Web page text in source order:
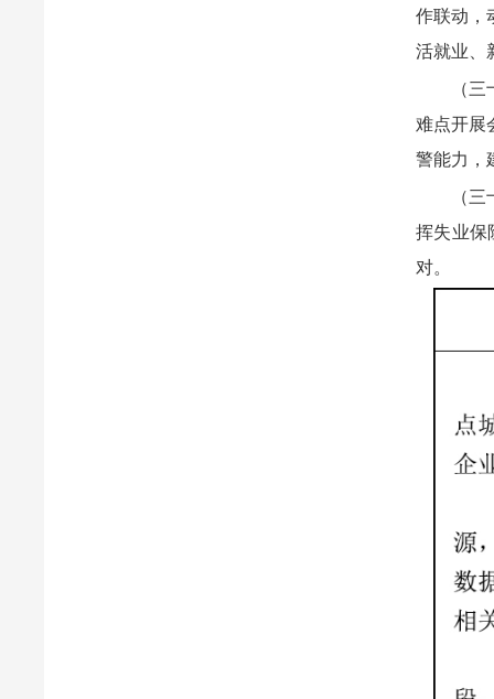
作联动，
活就业、
（
难点开展
警能力，
（
挥失业保
对。